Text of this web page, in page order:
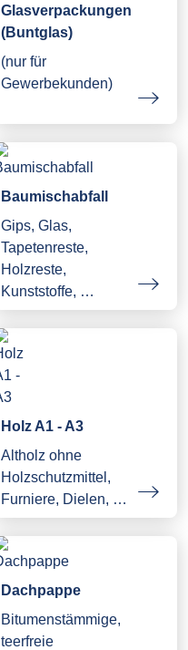
Glasverpackungen
(Buntglas)
(nur für
Gewerbekunden)
Baumischabfall
Gips, Glas,
Tapetenreste,
Holzreste,
Kunststoffe, …
Holz A1 - A3
Altholz ohne
Holzschutzmittel,
Furniere, Dielen, …
Dachpappe
Bitumenstämmige,
teerfreie